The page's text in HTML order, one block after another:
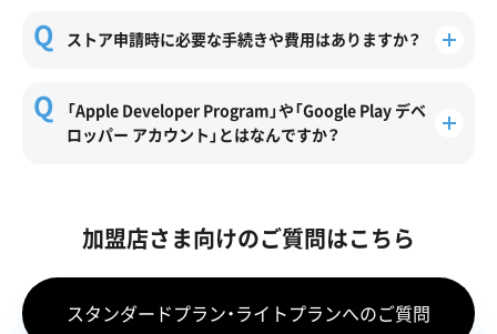
ストア申請時に必要な手続きや費用はありますか？
「Apple Developer Program」や「Google Play デベ
ロッパー アカウント」とはなんですか？
加盟店さま向けのご質問はこちら
スタンダードプラン・ライトプランへのご質問